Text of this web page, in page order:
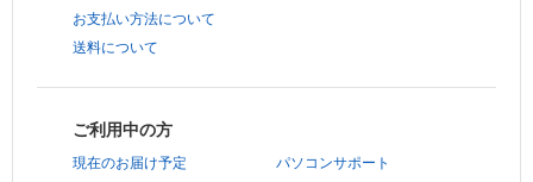
お支払い方法について
送料について
ご利用中の方
現在のお届け予定
パソコンサポート